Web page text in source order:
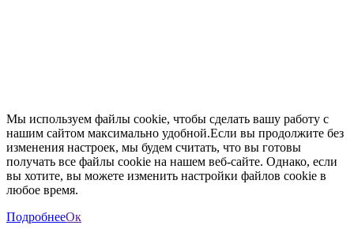
Мы используем файлы cookie, чтобы сделать вашу работу с
нашим сайтом максимально удобной.Если вы продолжите без
изменения настроек, мы будем считать, что вы готовы
получать все файлы cookie на нашем веб-сайте. Однако, если
вы хотите, вы можете изменить настройки файлов cookie в
любое время.
ПодробнееОк